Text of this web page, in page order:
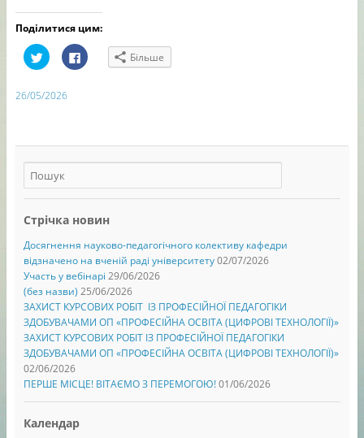
Поділитися цим:
C
l
k
t
e
o
n
T
w
t
r
(
В
і
д
к
р
и
в
а
є
т
ь
с
я
н
в
C
l
e
F
a
e
o
k
(
В
і
д
к
р
и
в
а
є
с
у
Більше
26/05/2026
Стрічка новин
Досягнення науково-педагогічного колективу кафедри
відзначено на вченій раді університету 02/07/2026
Участь у вебінарі 29/06/2026
(без назви) 25/06/2026
ЗАХИСТ КУРСОВИХ РОБІТ ІЗ ПРОФЕСІЙНОЇ ПЕДАГОГІКИ
ЗДОБУВАЧАМИ ОП «ПРОФЕСІЙНА ОСВІТА (ЦИФРОВІ ТЕХНОЛОГІЇ)»
ЗАХИСТ КУРСОВИХ РОБІТ ІЗ ПРОФЕСІЙНОЇ ПЕДАГОГІКИ
ЗДОБУВАЧАМИ ОП «ПРОФЕСІЙНА ОСВІТА (ЦИФРОВІ ТЕХНОЛОГІЇ)»
02/06/2026
ПЕРШЕ МІСЦЕ! ВІТАЄМО З ПЕРЕМОГОЮ! 01/06/2026
Календар